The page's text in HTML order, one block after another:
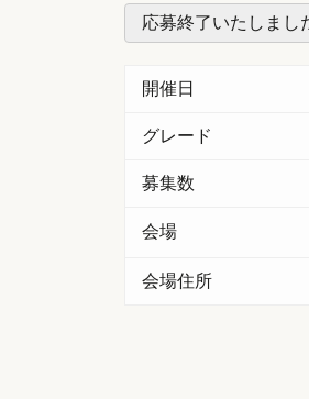
応募終了いたしまし
開催日
グレード
募集数
会場
会場住所